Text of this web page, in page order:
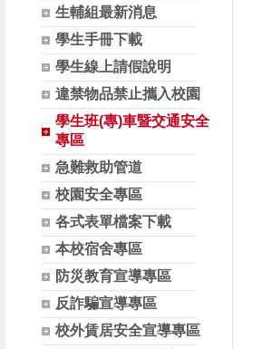
生輔組最新消息
學生手冊下載
學生線上請假說明
違禁物品禁止攜入校園
學生班(專)車暨交通安全
專區
急難救助管道
校園安全專區
各式表單檔案下載
本校宿舍專區
防災教育宣導專區
反詐騙宣導專區
校外賃居安全宣導專區